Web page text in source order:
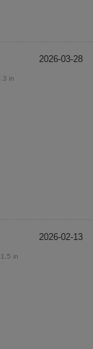
2026-03-28
in
2026-02-13
in